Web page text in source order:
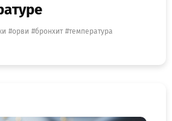
орви бронхит
температура